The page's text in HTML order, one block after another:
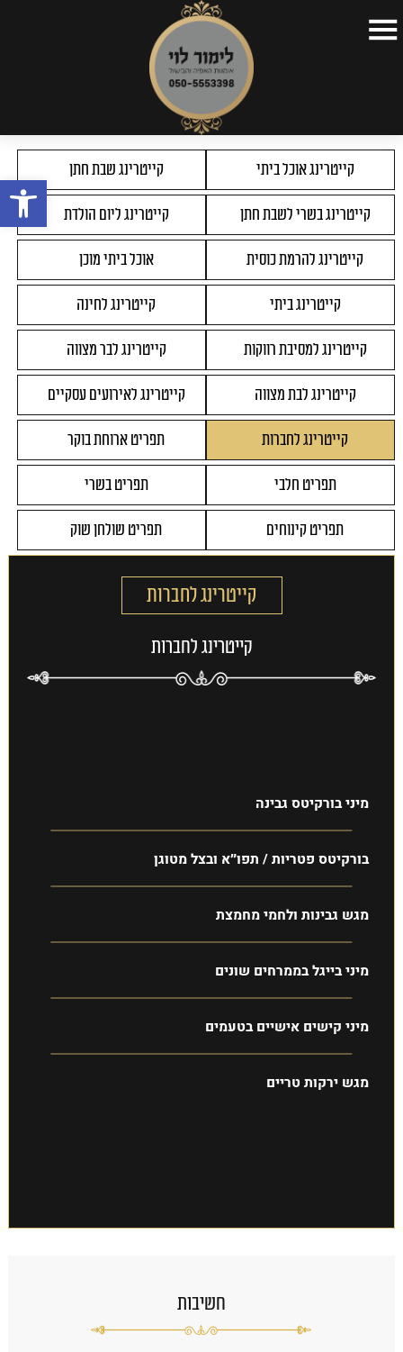
דף הבית
קצת על עצמי
תפריטים
כתבות
סרטונים
השקות
צור קשר
קייטרינג לחברות
קייטרינג אוכל ביתי קייטרינג שבת חתן
קייטרינג בשרי לשבת חתן קייטרינג ליום הולדת
קייטרינג להרמת כוסית אוכל ביתי מוכן
קייטרינג ביתי קייטרינג לחינה
קייטרינג למסיבת רווקות קייטרינג לבר מצווה
קייטרינג לבת מצווה קייטרינג לאירועים עסקיים
קייטרינג לחברות תפריט ארוחת בוקר
תפריט חלבי תפריט בשרי
תפריט קינוחים תפריט שולחן שוק
קייטרינג לחברות
קייטרינג לחברות
מיני בורקיטס גבינה
בורקיטס פטריות / תפו״א ובצל מטוגן
מגש גבינות ולחמי מחמצת
מיני בייגל בממרחים שונים
מיני קישים אישיים בטעמים
מגש ירקות טריים
חשיבות